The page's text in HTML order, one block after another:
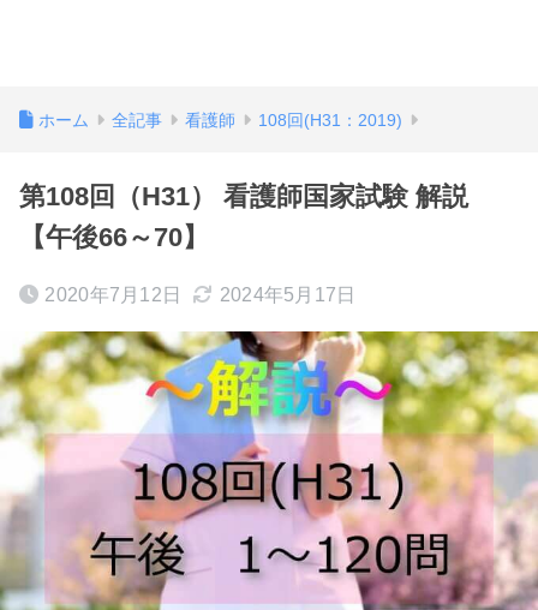
ホーム 全記事 看護師 108回(H31：2019)
第108回（H31） 看護師国家試験 解説
【午後66～70】
2020年7月12日 2024年5月17日